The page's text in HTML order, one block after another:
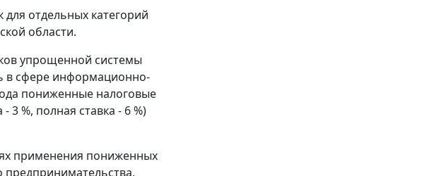
отдельных категорий
области.
упрощенной системы
в сфере информационно-
пониженные налоговые
3 %, полная ставка - 6 %)
применения пониженных
предпринимательства,